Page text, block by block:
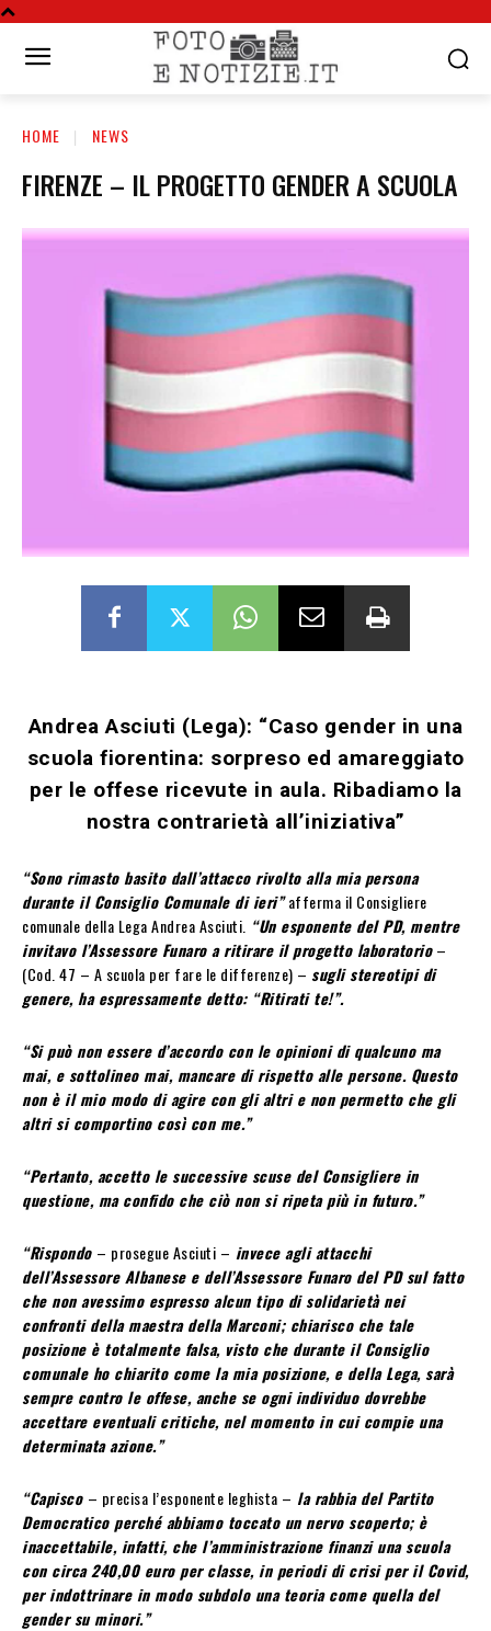
HOME NEWS
FIRENZE – IL PROGETTO GENDER A SCUOLA
Andrea Asciuti (Lega): “Caso gender in una
scuola fiorentina: sorpreso ed amareggiato
per le offese ricevute in aula. Ribadiamo la
nostra contrarietà all’iniziativa”
“Sono rimasto basito dall’attacco rivolto alla mia persona
durante il Consiglio Comunale di ieri”afferma il Consigliere
comunale della Lega Andrea Asciuti. “Un esponente del PD, mentre
invitavo l’Assessore Funaro a ritirare il progetto laboratorio–
(Cod. 47 – A scuola per fare le differenze) – sugli stereotipi di
genere, ha espressamente detto: “Ritirati te!”.
“Si può non essere d’accordo con le opinioni di qualcuno ma
mai, e sottolineo mai, mancare di rispetto alle persone. Questo
non è il mio modo di agire con gli altri e non permetto che gli
altri si comportino così con me.”
“Pertanto, accetto le successive scuse del Consigliere in
questione, ma confido che ciò non si ripeta più in futuro.”
“Rispondo – prosegue Asciuti – invece agli attacchi
dell’Assessore Albanese e dell’Assessore Funaro del PD sul fatto
che non avessimo espresso alcun tipo di solidarietà nei
confronti della maestra della Marconi; chiarisco che tale
posizione è totalmente falsa, visto che durante il Consiglio
comunale ho chiarito come la mia posizione, e della Lega, sarà
sempre contro le offese, anche se ogni individuo dovrebbe
accettare eventuali critiche, nel momento in cui compie una
determinata azione.”
“Capisco – precisa l’esponente leghista – la rabbia del Partito
Democratico perché abbiamo toccato un nervo scoperto; è
inaccettabile, infatti, che l’amministrazione finanzi una scuola
con circa 240,00 euro per classe, in periodi di crisi per il Covid,
per indottrinare in modo subdolo una teoria come quella del
gender su minori.”